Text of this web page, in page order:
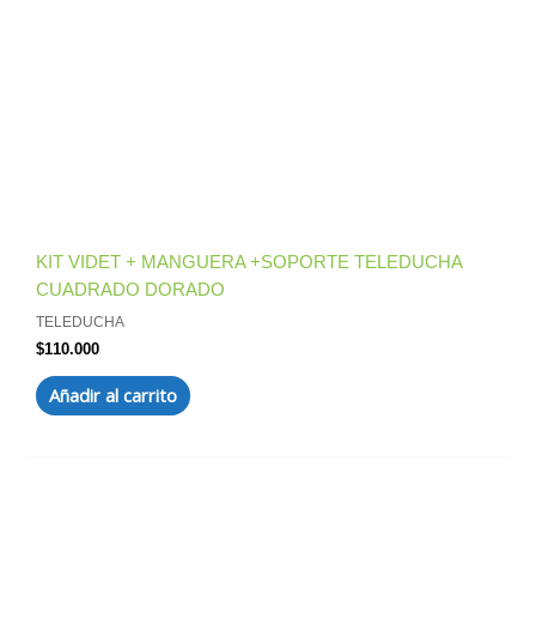
KIT VIDET + MANGUERA +SOPORTE TELEDUCHA
CUADRADO DORADO
TELEDUCHA
$110.000
Añadir al carrito